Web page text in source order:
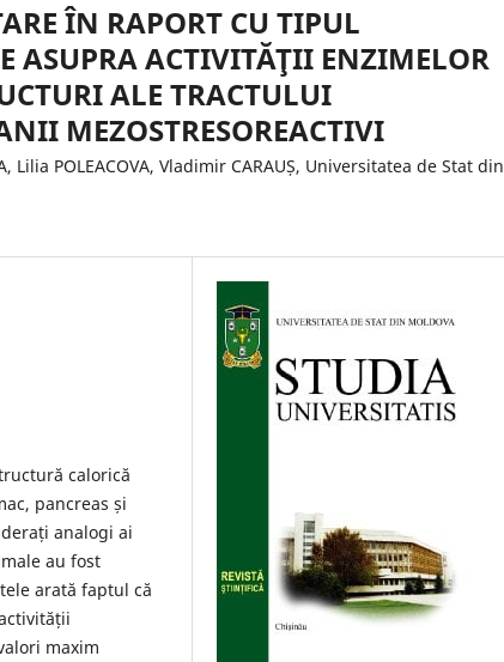
ÎN RAPORT CU TIPUL
ASUPRA ACTIVITĂŢII ENZIMELOR
ALE TRACTULUI
MEZOSTRESOREACTIVI
Lilia POLEACOVA, Vladimir CARAUȘ, Universitatea de Stat din
calorică
pancreas și
analogi ai
au fost
arată faptul că
maxim